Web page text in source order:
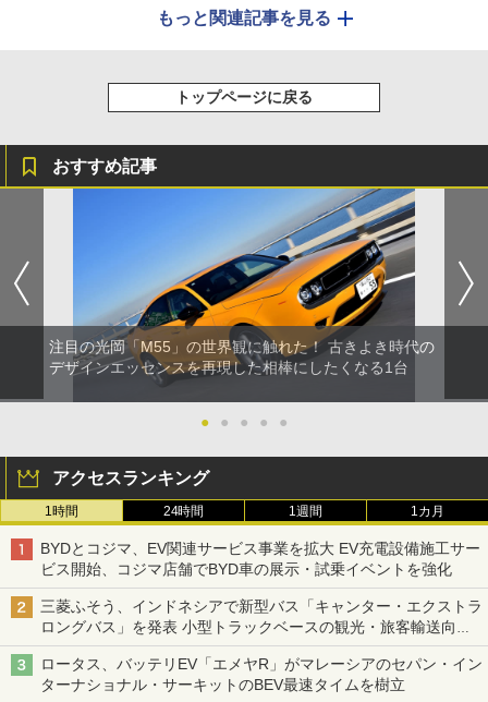
もっと関連記事を見る
トップページに戻る
おすすめ記事
注目の光岡「M55」の世界観に触れた！ 古きよき時代の
デザインエッセンスを再現した相棒にしたくなる1台
● ● ● ● ●
アクセスランキング
1時間 24時間 1週間 1カ月
BYDとコジマ、EV関連サービス事業を拡大 EV充電設備施工サー
ビス開始、コジマ店舗でBYD車の展示・試乗イベントを強化
三菱ふそう、インドネシアで新型バス「キャンター・エクストラ
ロングバス」を発表 小型トラックベースの観光・旅客輸送向け
バス
ロータス、バッテリEV「エメヤR」がマレーシアのセパン・イン
ターナショナル・サーキットのBEV最速タイムを樹立